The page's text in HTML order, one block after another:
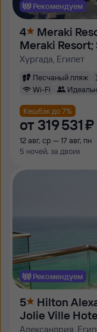
Рекомендуем
4
Meraki
Meraki
Хургада, Египет
Песчаный пляж
Wi-Fi
Кешбэк до 7%
от 319 ⁠531 ⁠₽
12 авг, ср — 17 авг, пн
5 ночей, за двоих
Рекомендуем
5
Hilton
Jolie Ville
Александрия,